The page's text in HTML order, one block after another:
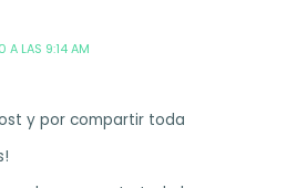
A LAS 9:14 AM
y por compartir toda